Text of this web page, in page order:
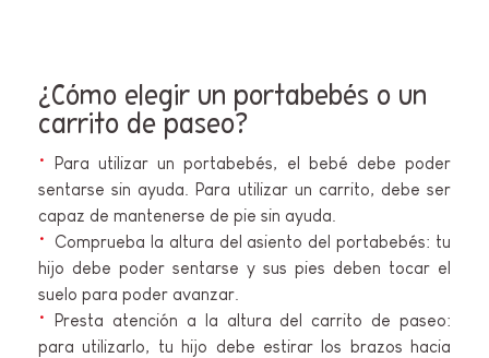
¿Cómo elegir un portabebés o un
carrito de paseo?
Para utilizar un portabebés, el bebé debe poder
sentarse sin ayuda. Para utilizar un carrito, debe ser
capaz de mantenerse de pie sin ayuda.
Comprueba la altura del asiento del portabebés: tu
hijo debe poder sentarse y sus pies deben tocar el
suelo para poder avanzar.
Presta atención a la altura del carrito de paseo:
para utilizarlo, tu hijo debe estirar los brazos hacia